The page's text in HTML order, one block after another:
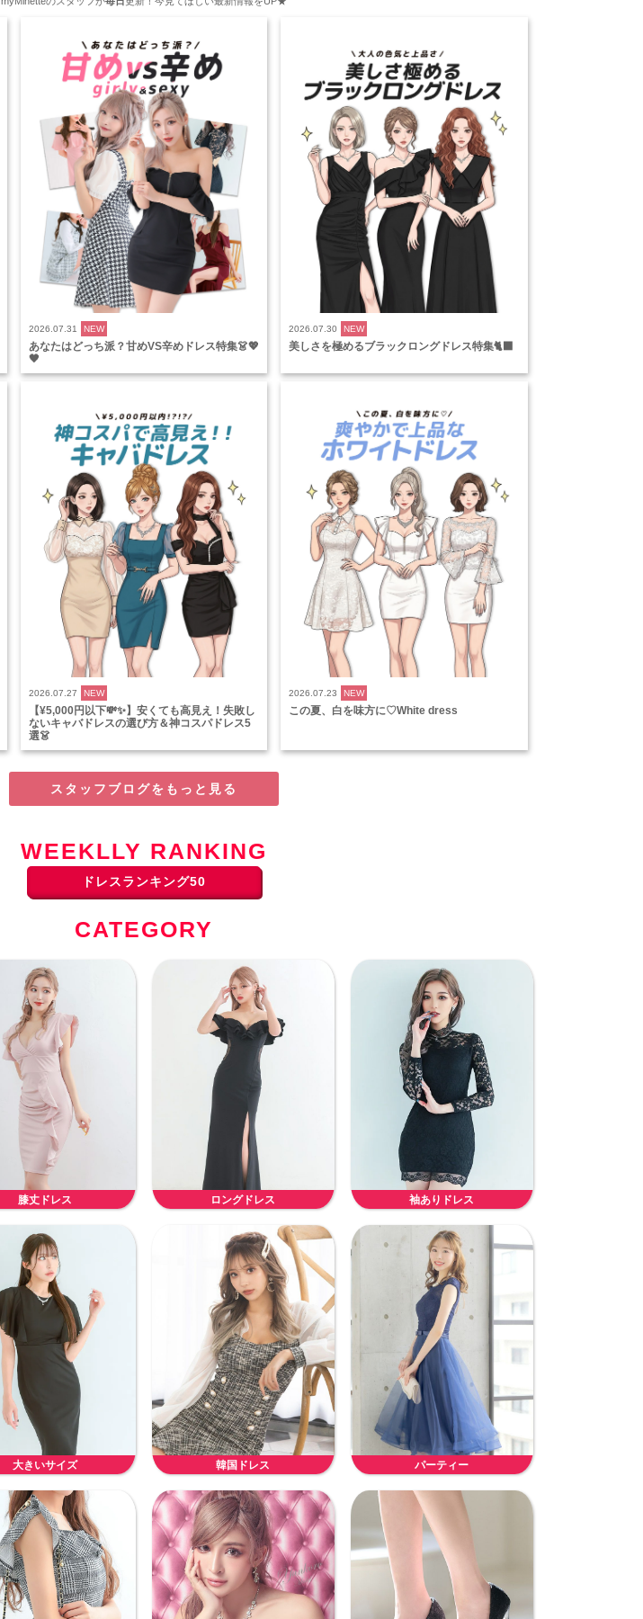
2026.07.31 NEW
あなたはどっち派？甘めVS辛めドレス特集👗💖
🖤
2026.07.30 NEW
美しさを極めるブラックロングドレス特集🐈‍⬛
2026.07.27 NEW
【¥5,000円以下💸✨】安くても高見え！失敗し
ないキャバドレスの選び方＆神コスパドレス5
選👗
2026.07.23 NEW
この夏、白を味方に♡White dress
スタッフブログをもっと見る
WEEKLLY RANKING
ドレスランキング50
CATEGORY
膝丈ドレス ロングドレス 袖ありドレス
大きいサイズ 韓国ドレス パーティー